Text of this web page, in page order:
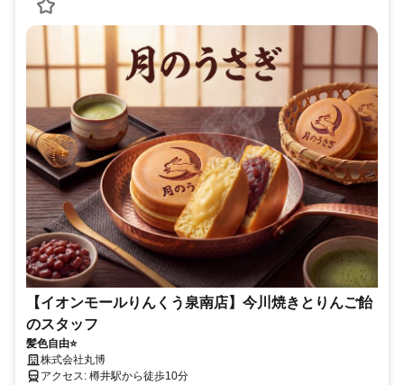
【イオンモールりんくう泉南店】今川焼きとりんご飴
のスタッフ
髪色自由⭐️
株式会社丸博
アクセス: 樽井駅から徒歩10分